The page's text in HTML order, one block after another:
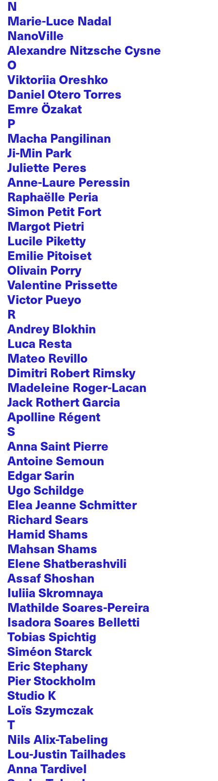
N
Marie-Luce Nadal
NanoVille
Alexandre Nitzsche Cysne
O
Viktoriia Oreshko
Daniel Otero Torres
Emre Özakat
P
Macha Pangilinan
Ji-Min Park
Juliette Peres
Anne-Laure Peressin
Raphaëlle Peria
Simon Petit Fort
Margot Pietri
Lucile Piketty
Emilie Pitoiset
Olivain Porry
Valentine Prissette
Victor Pueyo
R
Andrey Blokhin
Luca Resta
Mateo Revillo
Dimitri Robert Rimsky
Madeleine Roger-Lacan
Jack Rothert Garcia
Apolline Régent
S
Anna Saint Pierre
Antoine Semoun
Edgar Sarin
Ugo Schildge
Elea Jeanne Schmitter
Richard Sears
Hamid Shams
Mahsan Shams
Elene Shatberashvili
Assaf Shoshan
Iuliia Skromnaya
Mathilde Soares-Pereira
Isadora Soares Belletti
Tobias Spichtig
Siméon Starck
Eric Stephany
Pier Stockholm
Studio K
Loïs Szymczak
T
Nils Alix-Tabeling
Lou-Justin Tailhades
Anna Tardivel